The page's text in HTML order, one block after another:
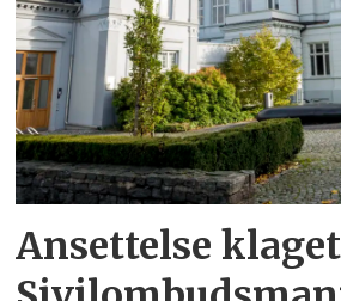
Ansettelse